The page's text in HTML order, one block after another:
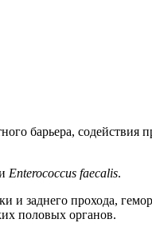
барьера, содействия
Enterococcus faecalis.
и заднего прохода,
половых органов.